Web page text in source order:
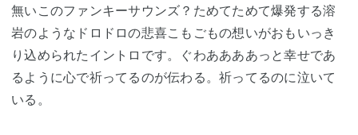
無いこのファンキーサウンズ？ためてためて爆発する溶
岩のようなドロドロの悲喜こもごもの想いがおもいっき
り込められたイントロです。ぐわああああっと幸せであ
るように心で祈ってるのが伝わる。祈ってるのに泣いて
いる。